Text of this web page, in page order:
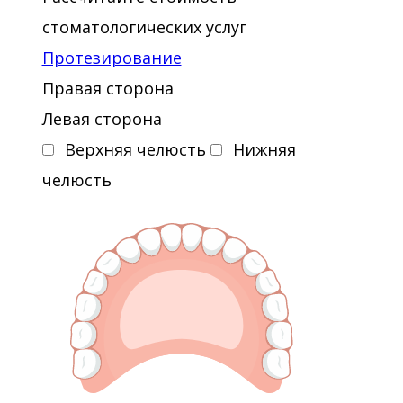
стоматологических услуг
Протезирование
Правая сторона
Левая сторона
Верхняя челюсть
Нижняя
челюсть